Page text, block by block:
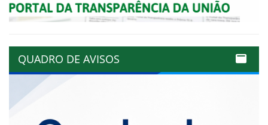
QUADRO DE AVISOS